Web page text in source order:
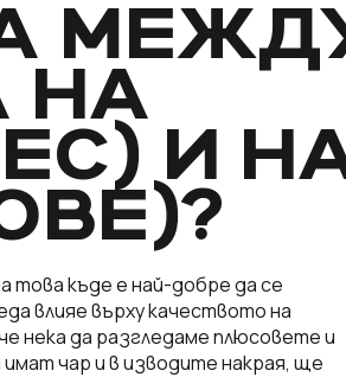
НА
И
това къде е най-добре да се
влияе върху качеството на
нека да разгледаме плюсовете и
чар и в изводите накрая, ще